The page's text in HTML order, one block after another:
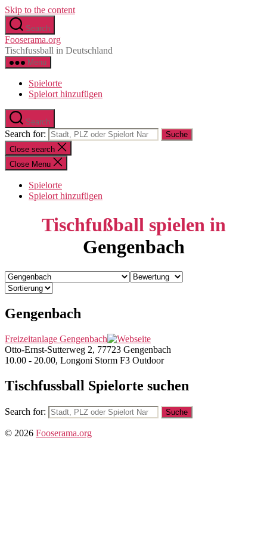
Skip to the content
Search
Fooserama.org
Tischfussball in Deutschland
Menu
Spielorte
Spielort hinzufügen
Search
Search for:
Close search
Close Menu
Spielorte
Spielort hinzufügen
Tischfußball spielen in
Gengenbach
Gengenbach
Freizeitanlage Gengenbach
Otto-Ernst-Sutterweg 2, 77723 Gengenbach
10.00 - 20.00, Longoni Storm F3 Outdoor
Tischfussball Spielorte suchen
Search for:
© 2026 Fooserama.org